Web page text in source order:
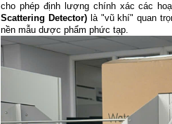
cho phép định lượng chính xác các
Scattering Detector)là "vũ khí" quan
nền mẫu dược phẩm phức tạp.